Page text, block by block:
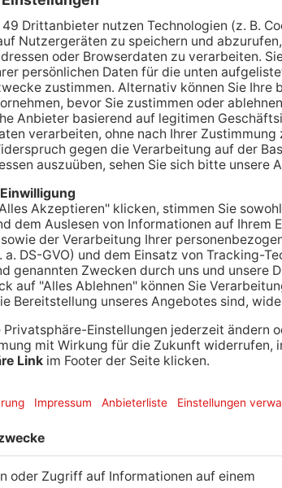
führen Ende Januar die Bezahlkarte
Kreis jetzt in einer Pressemitteilung mit.